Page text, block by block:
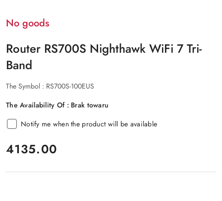
No goods
Router RS700S Nighthawk WiFi 7 Tri-
Band
The Symbol : RS700S-100EUS
The Availability Of : Brak towaru
Notify me when the product will be available
price:
4135.00